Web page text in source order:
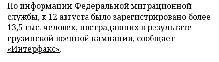
По информации Федеральной миграционной
службы, к 12 августа было зарегистрировано более
13,5 тыс. человек, пострадавших в результате
грузинской военной кампании, сообщает
«Интерфакс».